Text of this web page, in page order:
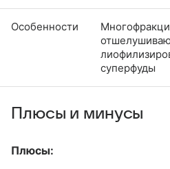
Особенности
суперфуды
Плюсы и минусы
Плюсы: